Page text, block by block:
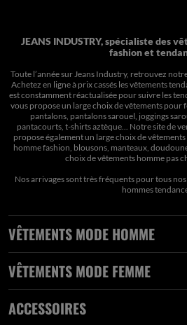
JEANS INDUSTRY, spécialiste des
fashion et
Toute l’année sur Jeans Industry, retrouvez
Achetez en ligne à prix cassés les vêtements
est constamment réactualisée pour suivre les
vous propose un large choix de vêtements pour
pantalons, pantalons sarouel, joggings
pantacourts, t-shirts aztèque... Notre site de
propose également un large choix de
homme fashion, blousons, manteaux,
choix devêtements homme pas
Nos arrivages sont très fréquents pour tous nos
hommes
VÊTEMENTS MODE HOMME
VÊTEMENTS MODE FEMME
ACCESSOIRES